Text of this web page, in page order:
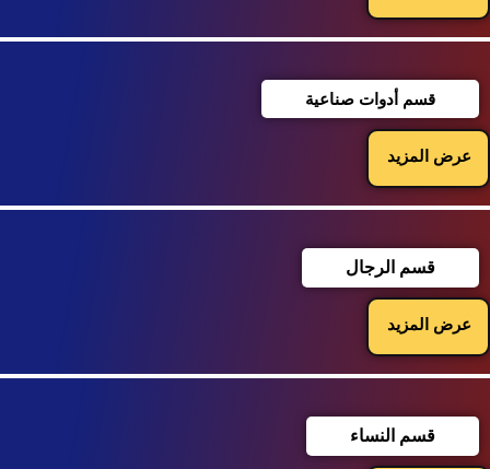
قسم أدوات صناعية
عرض المزيد
قسم الرجال
عرض المزيد
قسم النساء